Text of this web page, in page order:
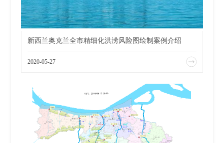
新西兰奥克兰全市精细化洪涝风险图绘制案例介绍
2020-05-27